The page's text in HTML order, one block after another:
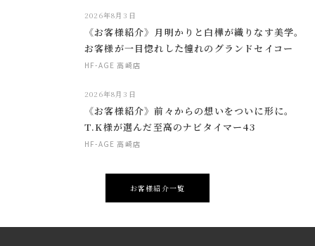
2026年8月3日
《お客様紹介》月明かりと白樺が織りなす美学。
お客様が一目惚れした憧れのグランドセイコー
HF-AGE 高崎店
2026年8月3日
《お客様紹介》前々からの想いをついに形に。
T.K様が選んだ至高のナビタイマー43
HF-AGE 高崎店
お客様紹介一覧